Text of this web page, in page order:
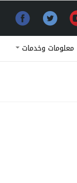
معلومات وخدمات